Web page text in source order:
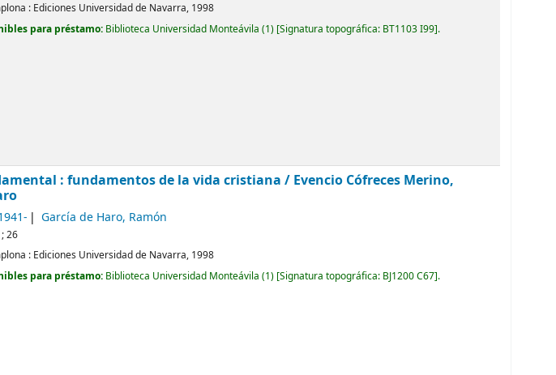
: Ediciones Universidad de Navarra, 1998
para préstamo: Biblioteca Universidad Monteávila (1) Signatura topográfica: BT1103 I99 .
: fundamentos de la vida cristiana / Evencio Cófreces Merino,
García de Haro, Ramón
; 26
: Ediciones Universidad de Navarra, 1998
para préstamo: Biblioteca Universidad Monteávila (1) Signatura topográfica: BJ1200 C67 .